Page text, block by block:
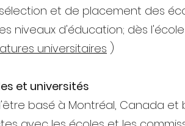
et de placement des
niveaux d'éducation; dès
universitaires )
et universités
basé à Montréal, Canada et